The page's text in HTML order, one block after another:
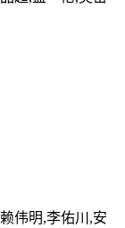
伟明,李佑川,安